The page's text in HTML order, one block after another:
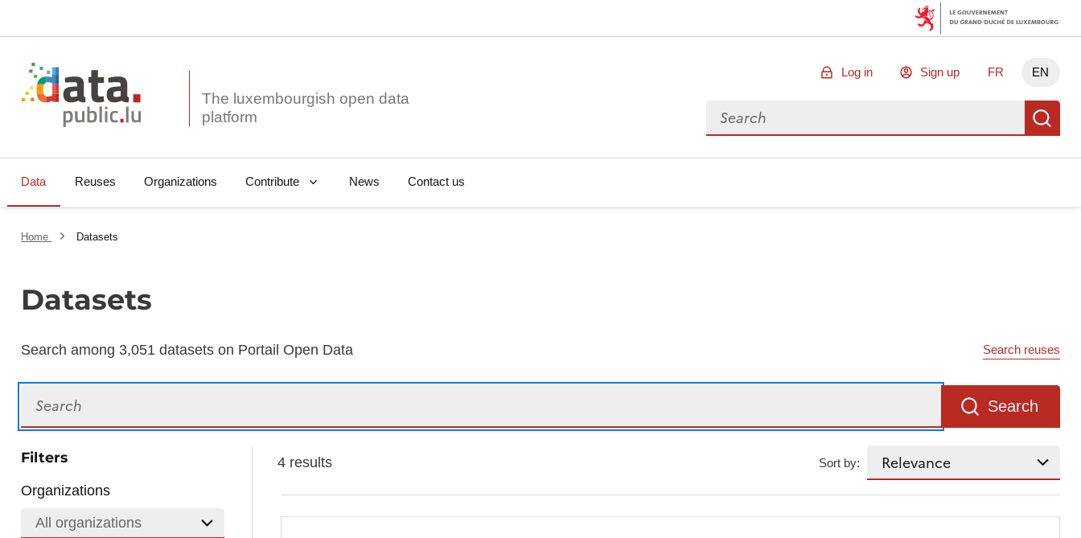
The luxembourgish open data
Log in Sign up FR EN
Search for data
Data Reuses Organizations Contribute News Contact us
Home Datasets
Datasets
Search among 3,051 datasets on Portail Open Data Search reuses
Search
Filters
Organizations
All organizations
4 results Sort by: